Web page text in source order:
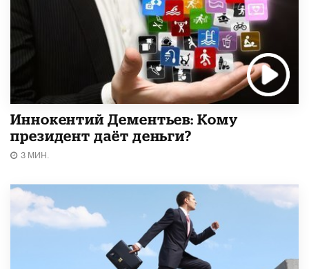
Иннокентий Дементьев: Кому
президент даёт деньги?
3 МИН.